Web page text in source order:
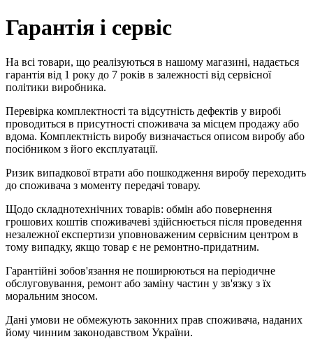
Гарантія і сервіс
На всі товари, що реалізуються в нашому магазині, надається
гарантія від 1 року до 7 років в залежності від сервісної
політики виробника.
Перевірка комплектності та відсутність дефектів у виробі
проводиться в присутності споживача за місцем продажу або
вдома. Комплектність виробу визначається описом виробу або
посібником з його експлуатації.
Ризик випадкової втрати або пошкодження виробу переходить
до споживача з моменту передачі товару.
Щодо складнотехнічних товарів: обмін або повернення
грошових коштів споживачеві здійснюється після проведення
незалежної експертизи уповноваженим сервісним центром в
тому випадку, якщо товар є не ремонтно-придатним.
Гарантійні зобов'язання не поширюються на періодичне
обслуговування, ремонт або заміну частин у зв'язку з їх
моральним зносом.
Дані умови не обмежують законних прав споживача, наданих
йому чинним законодавством України.